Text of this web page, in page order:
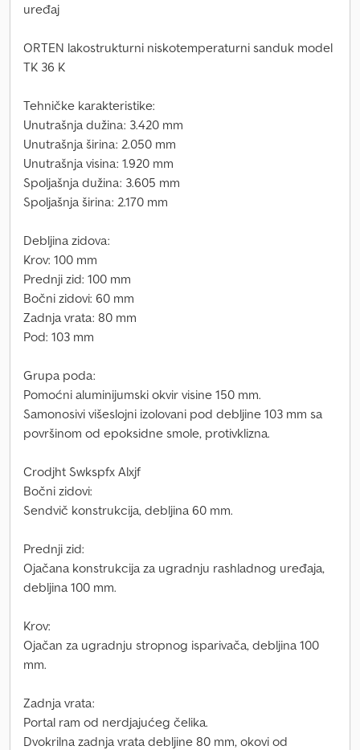
uređaj
ORTEN lakostrukturni niskotemperaturni sanduk model
TK 36 K
Tehničke karakteristike:
Unutrašnja dužina: 3.420 mm
Unutrašnja širina: 2.050 mm
Unutrašnja visina: 1.920 mm
Spoljašnja dužina: 3.605 mm
Spoljašnja širina: 2.170 mm
Debljina zidova:
Krov: 100 mm
Prednji zid: 100 mm
Bočni zidovi: 60 mm
Zadnja vrata: 80 mm
Pod: 103 mm
Grupa poda:
Pomoćni aluminijumski okvir visine 150 mm.
Samonosivi višeslojni izolovani pod debljine 103 mm sa
površinom od epoksidne smole, protivklizna.
Crodjht Swkspfx Alxjf
Bočni zidovi:
Sendvič konstrukcija, debljina 60 mm.
Prednji zid:
Ojačana konstrukcija za ugradnju rashladnog uređaja,
debljina 100 mm.
Krov:
Ojačan za ugradnju stropnog isparivača, debljina 100
mm.
Zadnja vrata:
Portal ram od nerdjajućeg čelika.
Dvokrilna zadnja vrata debljine 80 mm, okovi od